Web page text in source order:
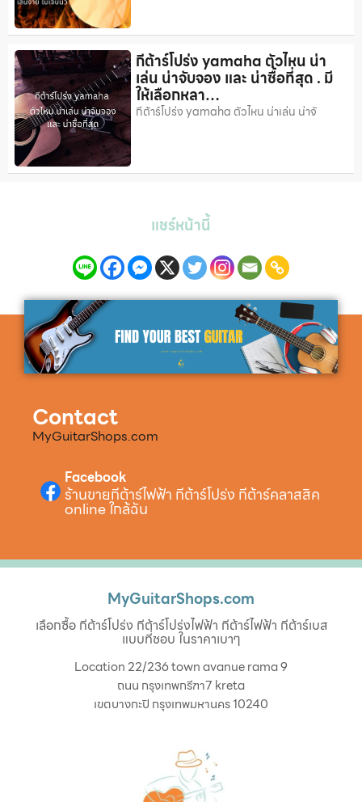
กีต้าร์โปร่ง yamaha ตัวไหน น่า
เล่น น่าจับจอง และ น่าซื้อที่สุด . มี
ให้เลือกหลา…
กีต้าร์โปร่ง yamaha ตัวไหน น่าเล่น น่าจั
แชร์หน้านี้
Contact
MyGuitarShops.com
Facebook
ร้านขายกีต้าร์ไฟฟ้า กีต้าร์โปร่ง กีต้าร์คลาสสิค
online ใกล้ฉัน
MyGuitarShops.com
เลือกซื้อ กีต้าร์โปร่ง กีต้าร์โปร่งไฟฟ้า กีต้าร์ไฟฟ้า กีต้าร์เบส
แบบที่ชอบ ในราคาเบาๆ
Location 22/236 town avanue rama 9
ถนน กรุงเทพกรีฑา7 kreta
เขตบางกะปิ กรุงเทพมหานคร 10240